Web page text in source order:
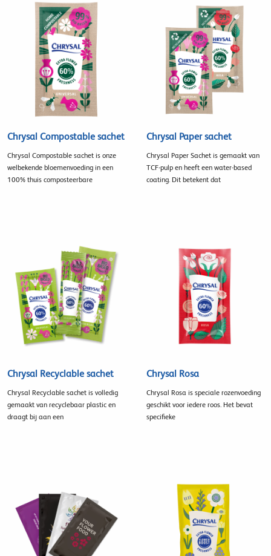
Chrysal Compostable sachet
Chrysal Compostable sachet is onze
welbekende bloemenvoeding in een
100% thuis composteerbare
Chrysal Paper sachet
Chrysal Paper Sachet is gemaakt van
TCF-pulp en heeft een water-based
coating. Dit betekent dat
Chrysal Recyclable sachet
Chrysal Recyclable sachet is volledig
gemaakt van recyclebaar plastic en
draagt bij aan een
Chrysal Rosa
Chrysal Rosa is speciale rozenvoeding
geschikt voor iedere roos. Het bevat
specifieke